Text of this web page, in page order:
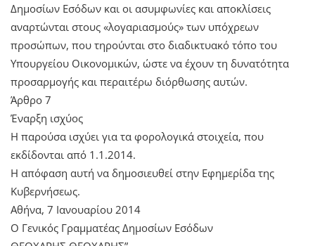
Δημοσίων Εσόδων και οι ασυμφωνίες και αποκλίσεις
αναρτώνται στους «λογαριασμούς» των υπόχρεων
προσώπων, που τηρούνται στο διαδικτυακό τόπο του
Υπουργείου Οικονομικών, ώστε να έχουν τη δυνατότητα
προσαρμογής και περαιτέρω διόρθωσης αυτών.
Άρθρο 7
Έναρξη ισχύος
Η παρούσα ισχύει για τα φορολογικά στοιχεία, που
εκδίδονται από 1.1.2014.
Η απόφαση αυτή να δημοσιευθεί στην Εφημερίδα της
Κυβερνήσεως.
Αθήνα, 7 Ιανουαρίου 2014
Ο Γενικός Γραμματέας Δημοσίων Εσόδων